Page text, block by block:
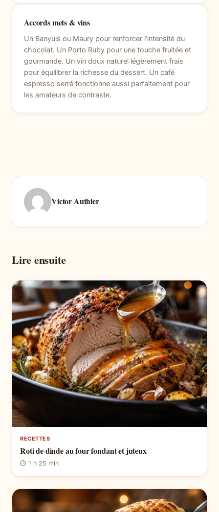
Accords mets & vins
Un Banyuls ou Maury pour renforcer l’intensité du
chocolat. Un Porto Ruby pour une touche fruitée et
gourmande. Un vin doux naturel légèrement frais
pour équilibrer la richesse du dessert. Un café
espresso serré fonctionne aussi parfaitement pour
les amateurs de contraste.
Victor Authier
Lire ensuite
RECETTES
Roti de dinde au four fondant et juteux
⏱ 1 h 25 min